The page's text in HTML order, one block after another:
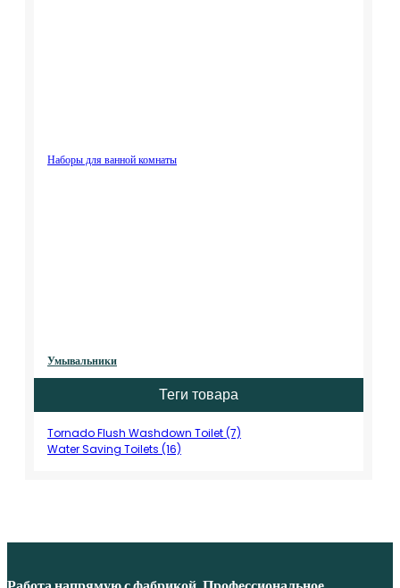
Наборы для ванной комнаты
Умывальники
Теги товара
Tornado Flush Washdown Toilet (7)
Water Saving Toilets (16)